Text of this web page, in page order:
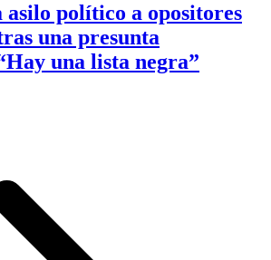
asilo político a opositores
una presunta
una lista negra”